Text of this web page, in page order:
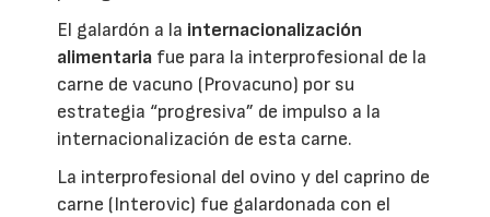
El galardón a la internacionalización
alimentaria fue para la interprofesional de la
carne de vacuno (Provacuno) por su
estrategia “progresiva” de impulso a la
internacionalización de esta carne.
La interprofesional del ovino y del caprino de
carne (Interovic) fue galardonada con el